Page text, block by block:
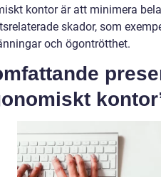
kontor är att minimera
skador, som
och ögontrötthet.